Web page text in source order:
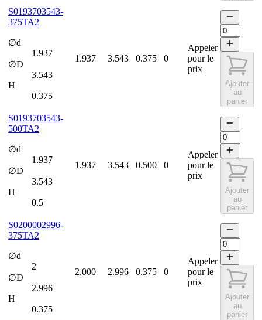
S0193703543-
375TA2
∅d
1.937
∅D
3.543
H
0.375
1.937 3.543 0.375 0
Appeler
pour le
prix
Ajouter
au
panier
S0193703543-
500TA2
∅d
1.937
∅D
3.543
H
0.5
1.937 3.543 0.500 0
Appeler
pour le
prix
Ajouter
au
panier
S0200002996-
375TA2
∅d
2
∅D
2.996
H
0.375
2.000 2.996 0.375 0
Appeler
pour le
prix
Ajouter
au
panier